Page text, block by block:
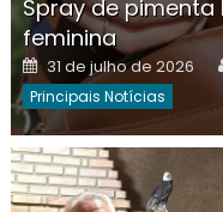
Spray de
feminina
Posted
on
31 de julho de 2026
Principais Notícias